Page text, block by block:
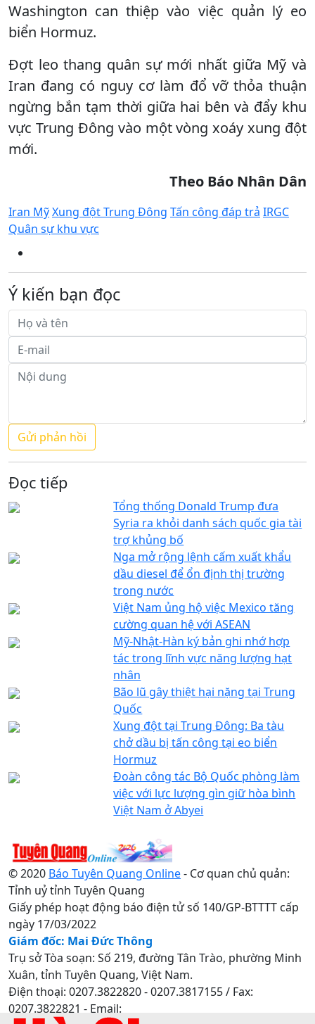
Washington can thiệp vào việc quản lý eo
biển Hormuz.
Đợt leo thang quân sự mới nhất giữa Mỹ và
Iran đang có nguy cơ làm đổ vỡ thỏa thuận
ngừng bắn tạm thời giữa hai bên và đẩy khu
vực Trung Đông vào một vòng xoáy xung đột
mới.
Theo Báo Nhân Dân
Iran MỹXung đột Trung Đông Tấn công đáp trả IRGC
Quân sự khu vực
Ý kiến bạn đọc
Đọc tiếp
Tổng thống Donald Trump đưa
Syria ra khỏi danh sách quốc gia tài
trợ khủng bố
Nga mở rộng lệnh cấm xuất khẩu
dầu diesel để ổn định thị trường
trong nước
Việt Nam ủng hộ việc Mexico tăng
cường quan hệ với ASEAN
Mỹ-Nhật-Hàn ký bản ghi nhớ hợp
tác trong lĩnh vực năng lượng hạt
nhân
Bão lũ gây thiệt hại nặng tại Trung
Quốc
Xung đột tại Trung Đông: Ba tàu
chở dầu bị tấn công tại eo biển
Hormuz
Đoàn công tác Bộ Quốc phòng làm
việc với lực lượng gìn giữ hòa bình
Việt Nam ở Abyei
© 2020 Báo Tuyên Quang Online- Cơ quan chủ quản:
Tỉnh uỷ tỉnh Tuyên Quang
Giấy phép hoạt động báo điện tử số 140/GP-BTTTT cấp
ngày 17/03/2022
Giám đốc: Mai Đức Thông
Trụ sở Tòa soạn: Số 219, đường Tân Trào, phường Minh
Xuân, tỉnh Tuyên Quang, Việt Nam.
Điện thoại: 0207.3822820 - 0207.3817155 / Fax:
0207.3822821 - Email: